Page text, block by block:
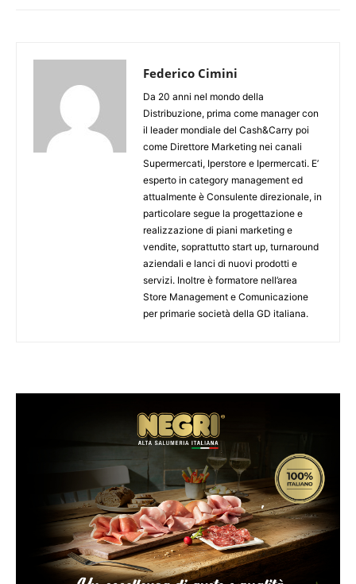
Federico Cimini
Da 20 anni nel mondo della
Distribuzione, prima come manager con
il leader mondiale del Cash&Carry poi
come Direttore Marketing nei canali
Supermercati, Iperstore e Ipermercati. E’
esperto in category management ed
attualmente è Consulente direzionale, in
particolare segue la progettazione e
realizzazione di piani marketing e
vendite, soprattutto start up, turnaround
aziendali e lanci di nuovi prodotti e
servizi. Inoltre è formatore nell’area
Store Management e Comunicazione
per primarie società della GD italiana.